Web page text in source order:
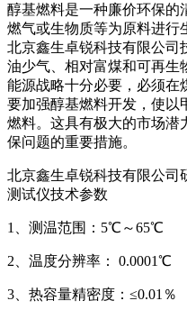
醇基燃料是一种廉价环保的
燃气或生物质等为原料进行
北京鑫生卓锐科技有限公司
油少气、相对富煤和可再生
能源战略十分必要，必须在
要加强醇基燃料开发，使以
燃料。这具有极大的市场潜
保问题的重要措施。
北京鑫生卓锐科技有限公司
测试仪技术参数
1、测温范围：5℃～65℃
2、温度分辨率： 0.0001℃
3、热容量精密度：≤0.01％